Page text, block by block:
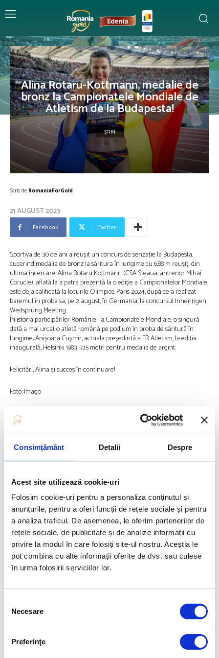
Consimțământ Detalii Despre
Acest site utilizează cookie-uri
Folosim cookie-uri pentru a personaliza conținutul și
anunțurile, pentru a oferi funcții de rețele sociale și pentru
a analiza traficul. De asemenea, le oferim partenerilor de
rețele sociale, de publicitate și de analize informații cu
privire la modul în care folosiți site-ul nostru. Aceștia le
pot combina cu alte informații oferite de dvs. sau culese
în urma folosirii serviciilor lor.
consimțământului
Necesare
Preferinţe
Alina Rotaru-Kottmann, medalie de
bronz la Campionatele Mondiale de
Atletism de la Budapesta!
ȘTIRI
Scris de RomaniaForGold
21 AUGUST 2023
Facebook Twitter
Sportiva de 30 de ani a reușit un concurs de senzație la Budapesta,
cucerind medalia de bronz la săritura în lungime cu 6,88 m reușiți din
ultima încercare. Alina Rotaru Kottmann (CSA Steaua, antrenor Mihai
Corucle), aflată la a patra prezență la o ediție a Campionatelor Mondiale,
este deja calificată la Jocurile Olimpice Paris 2024, după ce a realizat
baremul în proba sa, pe 2 august, în Germania, la concursul Inneringen
Weitsprung Meeting.
În istoria participărilor României la Campionatele Mondiale, o singură
dată a mai urcat o atletă română pe podium în proba de săritură în
lungime: Anișoara Cușmir, actuala președintă a FR Atletism, la ediția
inaugurală, Helsinki 1983, 7,15 metri pentru medalia de argint.
Felicitări, Alina și succes în continuare!
Foto: Imago
Articolul precedent
FEMININ DE VOLEI, ÎMPOTRIVA
Articolul următor
CAMPIONATUL EUROPEAN
CALIFICAREA ÎN OPTIMILE DE
FUELLED BY